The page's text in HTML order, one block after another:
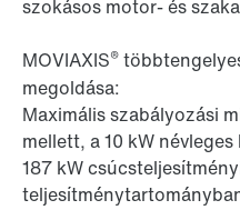
szokásos motor- és
MOVIAXIS®
megoldása:
Maximális szabályozási
mellett, a 10 kW
187 kW